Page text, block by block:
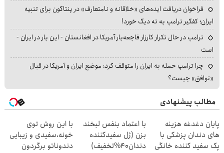
فراخوان دریافت ایده‌های «خلاقانه و نامتعارف» در پنتاگون برای تنبیه
ایران؛ کفگیر ترامپ به ته دیگ خورد!
ترامپ در حال تکرار کارزار فاجعه‌بار آمریکا در افغانستان - این بار در ایران -
است
چرا ترامپ حمله به ایران را متوقف کرد؛ موضع ایران و آمریکا در قبال
«توافق» چیست؟
مطالب پیشنهادی
پایان دغدغه هزینه
های دندان پزشکی با
پک سفید کننده خانگی
با اعتماد بنفس لبخند
بزن (ژل سفیدکننده
دندان40%تخفیف)
با این روش توی
خونه،سفیدی و زیبایی
دندوناتو برگردون